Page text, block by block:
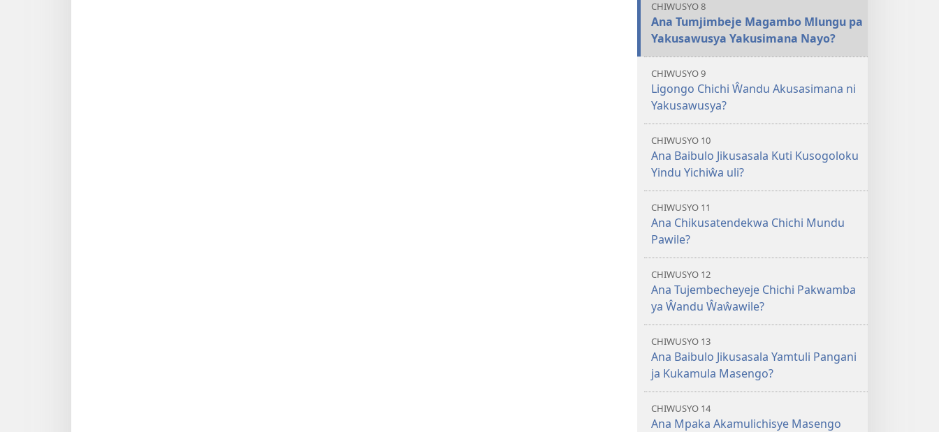
CHIWUSYO 8
Ana Tumjimbeje Magambo Mlungu pa
Yakusawusya Yakusimana Nayo?
CHIWUSYO 9
Ligongo Chichi Ŵandu Akusasimana ni
Yakusawusya?
CHIWUSYO 10
Ana Baibulo Jikusasala Kuti Kusogoloku
Yindu Yichiŵa uli?
CHIWUSYO 11
Ana Chikusatendekwa Chichi Mundu
Pawile?
CHIWUSYO 12
Ana Tujembecheyeje Chichi Pakwamba
ya Ŵandu Ŵaŵawile?
CHIWUSYO 13
Ana Baibulo Jikusasala Yamtuli Pangani
ja Kukamula Masengo?
CHIWUSYO 14
Ana Mpaka Akamulichisye Masengo